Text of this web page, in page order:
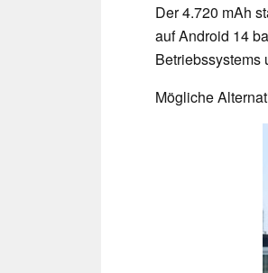
Der 4.720 mAh
auf Android 14
Betriebssystems
Mögliche